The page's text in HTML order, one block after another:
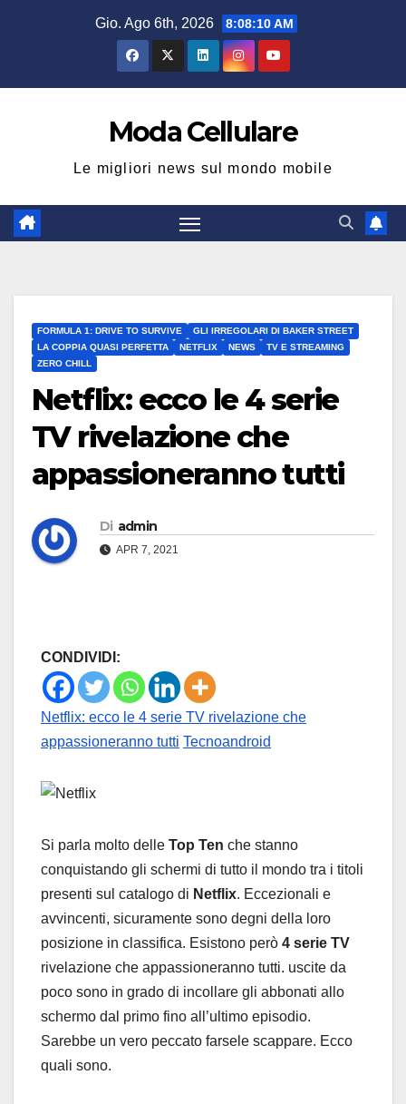
Gio. Ago 6th, 2026 8:08:10 AM
Moda Cellulare
Le migliori news sul mondo mobile
FORMULA 1: DRIVE TO SURVIVE
GLI IRREGOLARI DI BAKER STREET
LA COPPIA QUASI PERFETTA
NETFLIX NEWS
TV E STREAMING
ZERO CHILL
Netflix: ecco le 4 serie
TV rivelazione che
appassioneranno tutti
Di admin
APR 7, 2021
CONDIVIDI:
Netflix: ecco le 4 serie TV rivelazione che
appassioneranno tutti Tecnoandroid
Si parla molto delle Top Ten che stanno
conquistando gli schermi di tutto il mondo tra i titoli
presenti sul catalogo di Netflix. Eccezionali e
avvincenti, sicuramente sono degni della loro
posizione in classifica. Esistono però 4 serie TV
rivelazione che appassioneranno tutti. uscite da
poco sono in grado di incollare gli abbonati allo
schermo dal primo fino all’ultimo episodio.
Sarebbe un vero peccato farsele scappare. Ecco
quali sono.